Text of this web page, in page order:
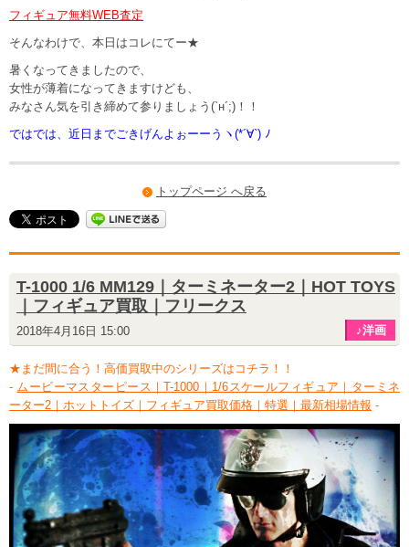
フィギュア無料WEB査定
そんなわけで、本日はコレにてー★
暑くなってきましたので、
女性が薄着になってきますけども、
みなさん気を引き締めて参りましょう(`н´;)！！
ではでは、近日までごきげんよぉーーうヽ(*´∀`) ﾉ
トップページ へ戻る
T-1000 1/6 MM129｜ターミネーター2｜HOT TOYS
｜フィギュア買取｜フリークス
2018年4月16日 15:00 ♪洋画
★まだ間に合う！高価買取中のシリーズはコチラ！！
- ムービーマスターピース｜T-1000｜1/6スケールフィギュア｜ターミネ
ーター2｜ホットトイズ｜フィギュア買取価格｜特選｜最新相場情報 -